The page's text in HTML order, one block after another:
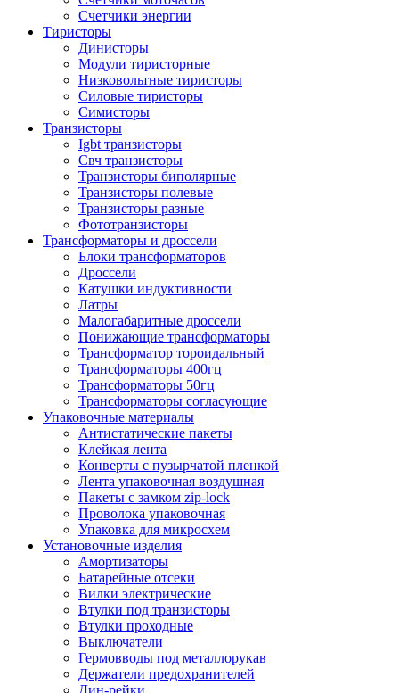
Счетчики энергии
Тиристоры
Динисторы
Модули тиристорные
Низковольтные тиристоры
Силовые тиристоры
Симисторы
Транзисторы
Igbt транзисторы
Свч транзисторы
Транзисторы биполярные
Транзисторы полевые
Транзисторы разные
Фототранзисторы
Трансформаторы и дроссели
Блоки трансформаторов
Дроссели
Катушки индуктивности
Латры
Малогабаритные дроссели
Понижающие трансформаторы
Трансформатор тороидальный
Трансформаторы 400гц
Трансформаторы 50гц
Трансформаторы согласующие
Упаковочные материалы
Антистатические пакеты
Клейкая лента
Конверты с пузырчатой пленкой
Лента упаковочная воздушная
Пакеты с замком zip-lock
Проволока упаковочная
Упаковка для микросхем
Установочные изделия
Амортизаторы
Батарейные отсеки
Вилки электрические
Втулки под транзисторы
Втулки проходные
Выключатели
Гермовводы под металлорукав
Держатели предохранителей
Дин-рейки